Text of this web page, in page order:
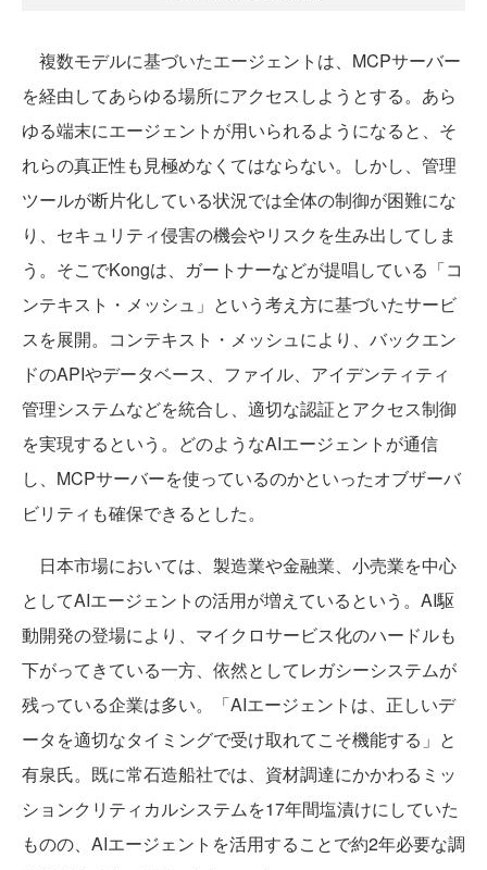
複数モデルに基づいたエージェントは、MCPサーバー
を経由してあらゆる場所にアクセスしようとする。あら
ゆる端末にエージェントが用いられるようになると、そ
れらの真正性も見極めなくてはならない。しかし、管理
ツールが断片化している状況では全体の制御が困難にな
り、セキュリティ侵害の機会やリスクを生み出してしま
う。そこでKongは、ガートナーなどが提唱している「コ
ンテキスト・メッシュ」という考え方に基づいたサービ
スを展開。コンテキスト・メッシュにより、バックエン
ドのAPIやデータベース、ファイル、アイデンティティ
管理システムなどを統合し、適切な認証とアクセス制御
を実現するという。どのようなAIエージェントが通信
し、MCPサーバーを使っているのかといったオブザーバ
ビリティも確保できるとした。
日本市場においては、製造業や金融業、小売業を中心
としてAIエージェントの活用が増えているという。AI駆
動開発の登場により、マイクロサービス化のハードルも
下がってきている一方、依然としてレガシーシステムが
残っている企業は多い。「AIエージェントは、正しいデ
ータを適切なタイミングで受け取れてこそ機能する」と
有泉氏。既に常石造船社では、資材調達にかかわるミッ
ションクリティカルシステムを17年間塩漬けにしていた
ものの、AIエージェントを活用することで約2年必要な調